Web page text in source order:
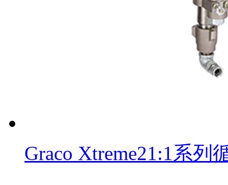
Graco Xtreme21:1系列